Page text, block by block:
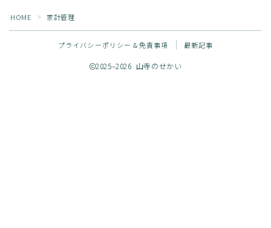
HOME ＞ 家計管理
プライバシーポリシー＆免責事項 最新記事
2025–2026 山寺のせかい